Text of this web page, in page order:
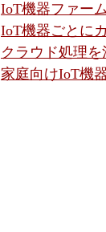
IoT機器ファー
IoT機器ごとに
クラウド処理を
家庭向けIoT機